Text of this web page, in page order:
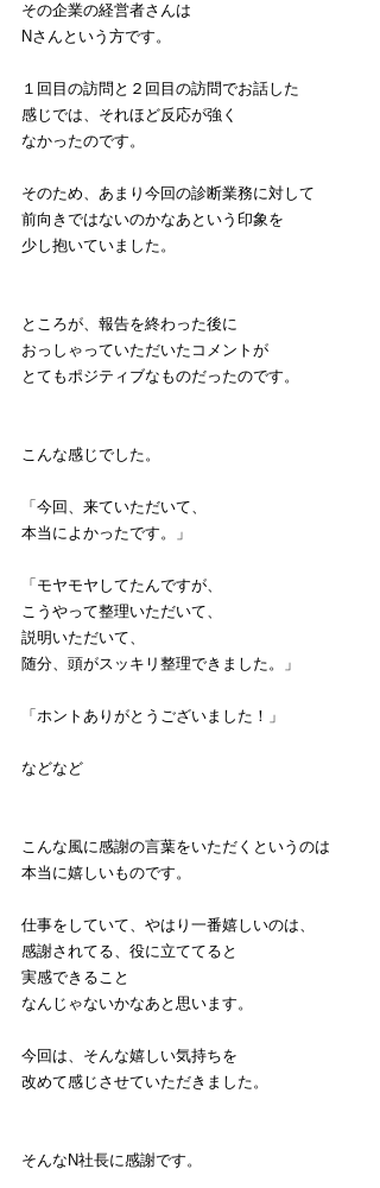
その企業の経営者さんは
Nさんという方です。
１回目の訪問と２回目の訪問でお話した
感じでは、それほど反応が強く
なかったのです。
そのため、あまり今回の診断業務に対して
前向きではないのかなあという印象を
少し抱いていました。
ところが、報告を終わった後に
おっしゃっていただいたコメントが
とてもポジティブなものだったのです。
こんな感じでした。
「今回、来ていただいて、
本当によかったです。」
「モヤモヤしてたんですが、
こうやって整理いただいて、
説明いただいて、
随分、頭がスッキリ整理できました。」
「ホントありがとうございました！」
などなど
こんな風に感謝の言葉をいただくというのは
本当に嬉しいものです。
仕事をしていて、やはり一番嬉しいのは、
感謝されてる、役に立ててると
実感できること
なんじゃないかなあと思います。
今回は、そんな嬉しい気持ちを
改めて感じさせていただきました。
そんなN社長に感謝です。